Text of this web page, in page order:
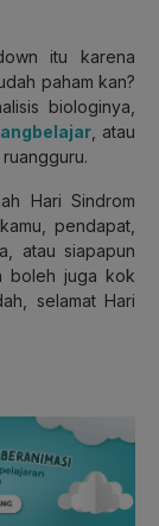
itu karena
paham kan?
biologinya,
, atau
Hari Sindrom
pendapat,
atau siapapun
boleh juga kok
selamat Hari